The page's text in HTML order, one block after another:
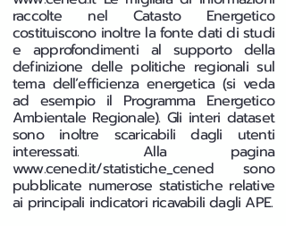
raccolte nel Catasto Energetico
costituiscono inoltre la fonte dati di studi
e approfondimenti al supporto della
definizione delle politiche regionali sul
tema dell’efficienza energetica (si veda
ad esempio il Programma Energetico
Ambientale Regionale). Gli interi dataset
sono inoltre scaricabili dagli utenti
interessati. Alla pagina
www.cened.it/statistiche_cened sono
pubblicate numerose statistiche relative
ai principali indicatori ricavabili dagli APE.